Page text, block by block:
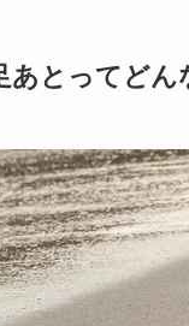
とってどん